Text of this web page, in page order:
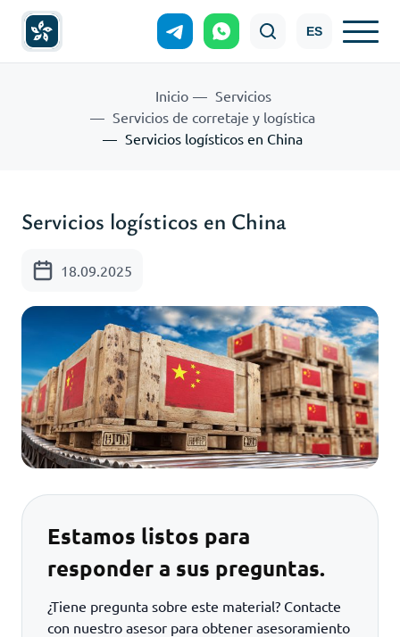
ES
Inicio
Servicios
Servicios de corretaje y logística
Servicios logísticos en China
Servicios logísticos en China
18.09.2025
Estamos listos para
responder a sus preguntas.
¿Tiene pregunta sobre este material? Contacte
con nuestro asesor para obtener asesoramiento